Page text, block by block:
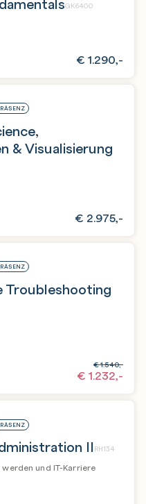
GK6400
€ 1.290,-
& Visualisierung
€ 2.975,-
Troubleshooting
€ 1.232,-
€1.540,-
II RH134
und IT-Karriere